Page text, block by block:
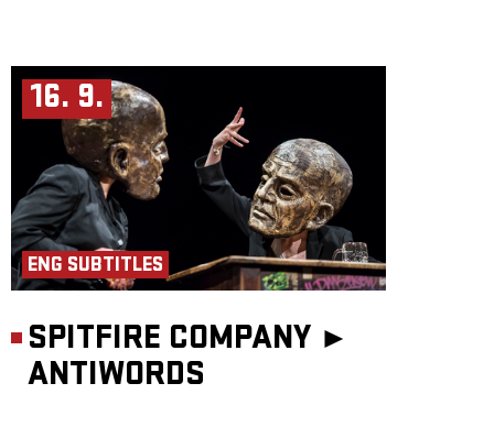
16. 9.
ENG SUBTITLES
SPITFIRE COMPANY ►
ANTIWORDS